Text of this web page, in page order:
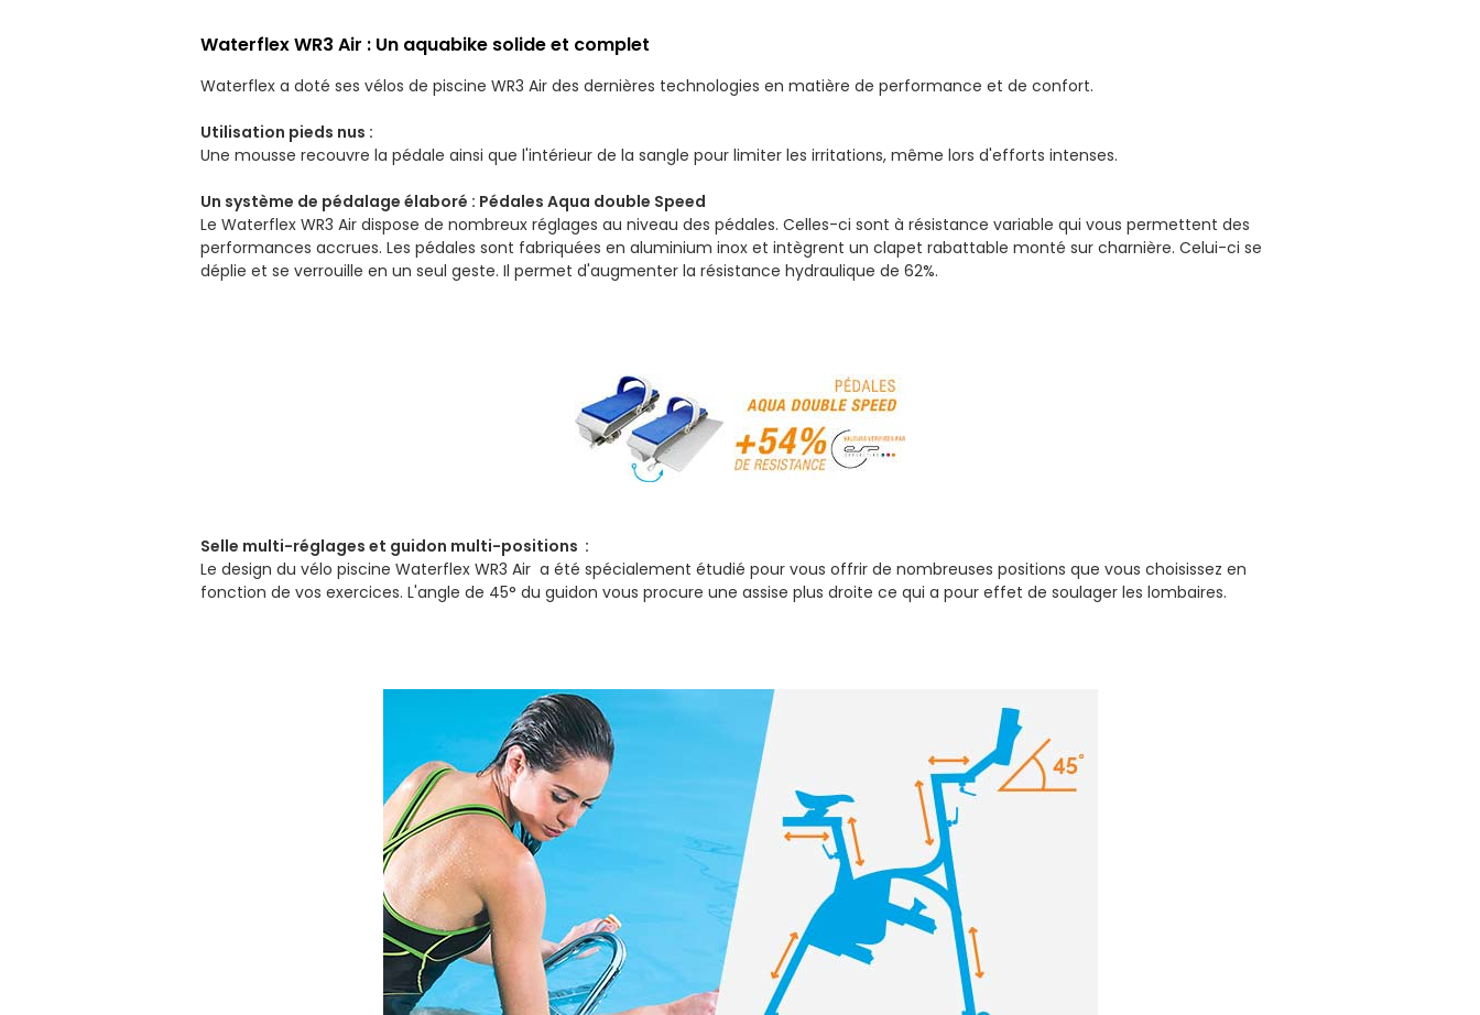
Waterflex WR3 Air : Un aquabike solide et complet
Waterflex a doté ses vélos de piscine WR3 Air des dernières technologies en matière de performance et de confort.
Utilisation pieds nus :
Une mousse recouvre la pédale ainsi que l'intérieur de la sangle pour limiter les irritations, même lors d'efforts intenses.
Un système de pédalage élaboré : Pédales Aqua double Speed
Le Waterflex WR3 Air dispose de nombreux réglages au niveau des pédales. Celles-ci sont à résistance variable qui vous permettent des
performances accrues. Les pédales sont fabriquées en aluminium inox et intègrent un clapet rabattable monté sur charnière. Celui-ci se
déplie et se verrouille en un seul geste. Il permet d'augmenter la résistance hydraulique de 62%.
Selle multi-réglages et guidon multi-positions :
Le design du vélo piscine Waterflex WR3 Air a été spécialement étudié pour vous offrir de nombreuses positions que vous choisissez en
fonction de vos exercices. L'angle de 45° du guidon vous procure une assise plus droite ce qui a pour effet de soulager les lombaires.